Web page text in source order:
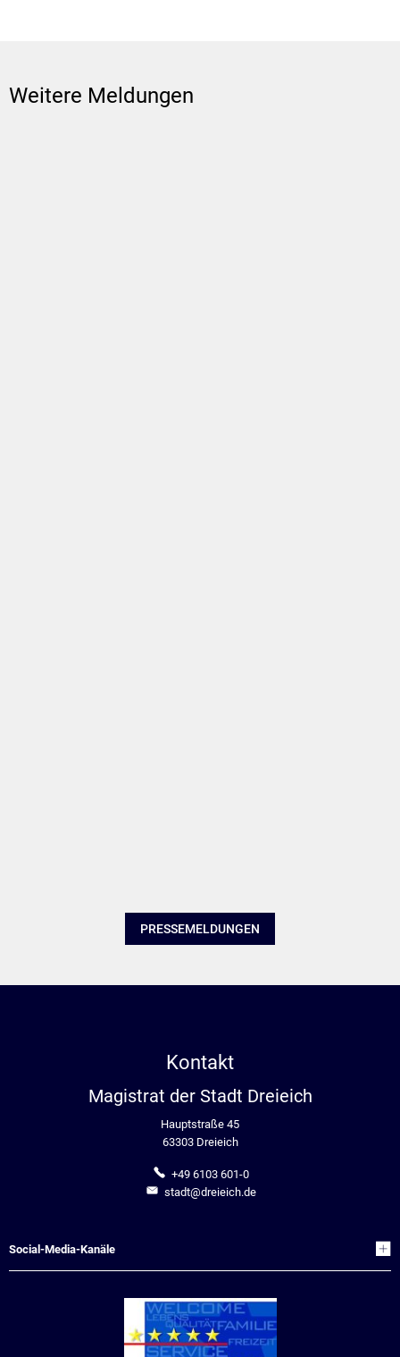
Weitere Meldungen
PRESSEMELDUNGEN
Kontakt
Magistrat der Stadt Dreieich
Hauptstraße 45
63303 Dreieich
+49 6103 601-0
stadt@dreieich.de
Social-Media-Kanäle